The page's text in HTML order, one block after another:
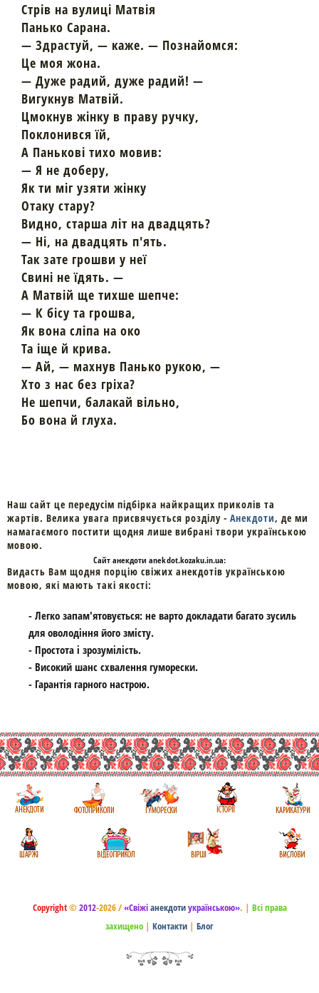
Стрів на вулиці Матвія
Панько Сарана.
— Здрастуй, — каже. — Познайомся:
Це моя жона.
— Дуже радий, дуже радий! —
Вигукнув Матвій.
Цмокнув жінку в праву ручку,
Поклонився їй,
А Панькові тихо мовив:
— Я не доберу,
Як ти міг узяти жінку
Отаку стару?
Видно, старша літ на двадцять?
— Ні, на двадцять п'ять.
Так зате грошви у неї
Свині не їдять. —
А Матвій ще тихше шепче:
— К бісу та грошва,
Як вона сліпа на око
Та іще й крива.
— Ай, — махнув Панько рукою, —
Хто з нас без гріха?
Не шепчи, балакай вільно,
Бо вона й глуха.
Наш сайт це передусім підбірка найкращих приколів та
жартів. Велика увага присвячується розділу - Анекдоти, де ми
намагаємого постити щодня лише вибрані твори українською
мовою.
Cайтанекдоти anekdot.kozaku.in.ua:
Видасть Вам щодня порцію свіжих анекдотів українською
мовою, які мають такі якості:
- Легко запам'ятовується: не варто докладати багато зусиль
для оволодіння його змісту.
- Простота і зрозумілість.
- Високий шанс схвалення гуморески.
- Гарантія гарного настрою.
Copyright© 2012-2026 /«Свіжіанекдотиукраїнською». | Всі права
захищено | Контакти | Блог